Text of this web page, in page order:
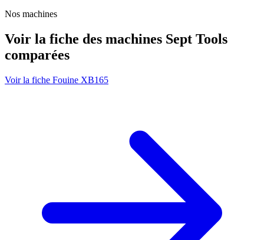
Nos machines
Voir la fiche des machines Sept Tools
comparées
Voir la fiche Fouine XB165